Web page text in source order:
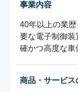
事業内容
40年以上の業
要な電子制御装
確かつ高度な車
商品・サービス